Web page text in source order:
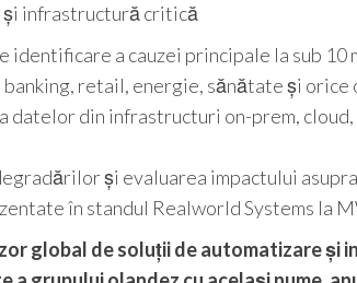
și infrastructură critică
identificare a cauzei principale la sub
retail, energie, sănătate și
datelor din infrastructuri on-prem,
și evaluarea impactului
în standul Realworld Systems la
global de soluții de automatizare și